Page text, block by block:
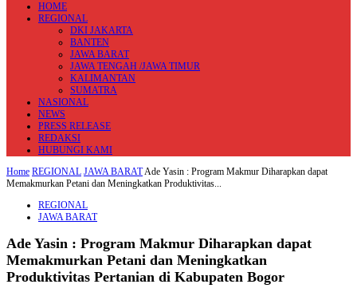
HOME
REGIONAL
DKI JAKARTA
BANTEN
JAWA BARAT
JAWA TENGAH /JAWA TIMUR
KALIMANTAN
SUMATRA
NASIONAL
NEWS
PRESS RELEASE
REDAKSI
HUBUNGI KAMI
Home REGIONAL JAWA BARATAde Yasin : Program Makmur Diharapkan dapat
Memakmurkan Petani dan Meningkatkan Produktivitas...
REGIONAL
JAWA BARAT
Ade Yasin : Program Makmur Diharapkan dapat
Memakmurkan Petani dan Meningkatkan
Produktivitas Pertanian di Kabupaten Bogor